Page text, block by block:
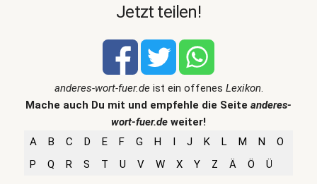
Jetzt teilen!
anderes-wort-fuer.deist ein offenes Lexikon.
Mache auch Du mit und empfehle die Seite anderes-
wort-fuer.de weiter!
A
B C D E F G H I J K L M N
O
P
Q R S T U V W X Y Z Ä Ö Ü